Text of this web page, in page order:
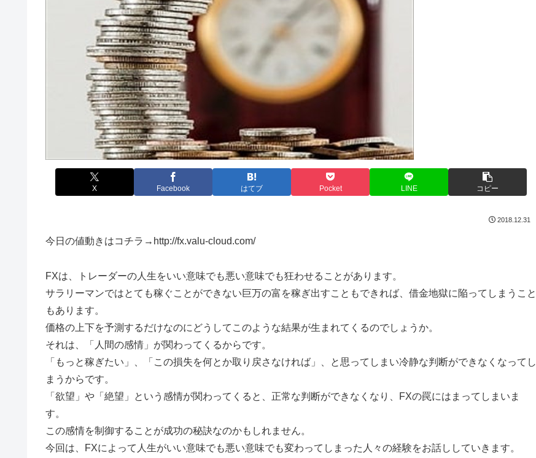
X Facebook はてブ Pocket LINE コピー
2018.12.31
今日の値動きはコチラ→http://fx.valu-cloud.com/
FXは、トレーダーの人生をいい意味でも悪い意味でも狂わせることがあります。
サラリーマンではとても稼ぐことができない巨万の富を稼ぎ出すこともできれば、借金地獄に陥ってしまうこと
もあります。
価格の上下を予測するだけなのにどうしてこのような結果が生まれてくるのでしょうか。
それは、「人間の感情」が関わってくるからです。
「もっと稼ぎたい」、「この損失を何とか取り戻さなければ」、と思ってしまい冷静な判断ができなくなってし
まうからです。
「欲望」や「絶望」という感情が関わってくると、正常な判断ができなくなり、FXの罠にはまってしまいま
す。
この感情を制御することが成功の秘訣なのかもしれません。
今回は、FXによって人生がいい意味でも悪い意味でも変わってしまった人々の経験をお話ししていきます。